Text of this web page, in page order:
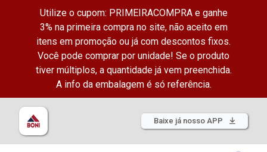
Utilize o cupom: PRIMEIRACOMPRA e ganhe
3% na primeira compra no site, não aceito em
itens em promoção ou já com descontos fixos.
Você pode comprar por unidade! Se o produto
tiver múltiplos, a quantidade já vem preenchida.
A info da embalagem é só referência.
Baixe já nosso APP